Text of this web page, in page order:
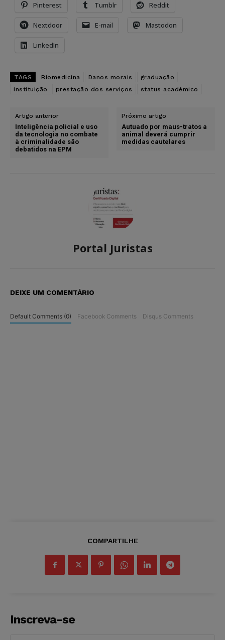
Pinterest Tumblr Reddit
Nextdoor E-mail Mastodon
LinkedIn
TAGS Biomedicina Danos morais
graduação
instituição
prestação dos serviços status acadêmico
Artigo anterior
Inteligência policial e uso
da tecnologia no combate
à criminalidade são
debatidos na EPM
Próximo artigo
Autuado por maus-tratos a
animal deverá cumprir
medidas cautelares
Portal Juristas
DEIXE UM COMENTÁRIO
Default Comments (0) Facebook Comments Disqus Comments
COMPARTILHE
Inscreva-se